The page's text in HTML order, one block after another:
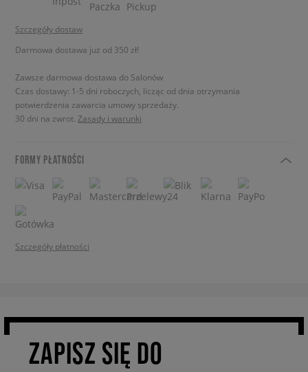
Szczegóły dostaw
Darmowa dostawa już od 350 zł!
Zawsze darmowa dostawa do Salonów
Czas dostawy: 1-5 dni roboczych, licząc od dnia otrzymania
potwierdzenia zawarcia umowy sprzedaży.
30 dni na zwrot. Zasady i warunki
FORMY PŁATNOŚCI
Szczegóły płatności
ZAPISZ SIĘ DO